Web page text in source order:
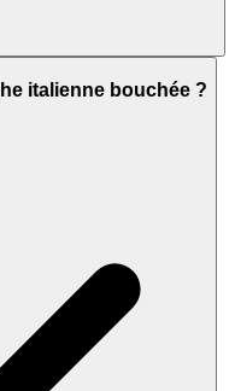
italienne bouchée ?